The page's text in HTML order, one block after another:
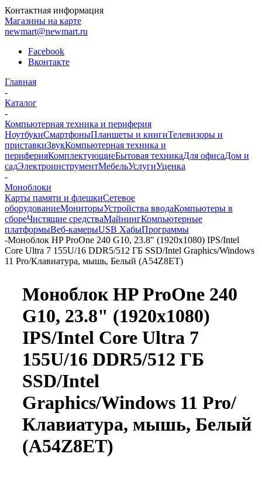
Контактная информация
Магазины на карте
newmart@newmart.ru
Facebook
Вконтакте
Главная
-
Каталог
-
Компьютерная техника и периферия
НоутбукиСмартфоныПланшеты и книгиТелевизоры и
приставкиЗвукКомпьютерная техника и
периферияКомплектующиеБытовая техникаДля офисаДом и
садЭлектроинструментМебельУслугиУценка
-
Моноблоки
Карты памяти и флешкиСетевое
оборудованиеМониторыУстройства вводаКомпьютеры в
сбореЧистящие средстваМайнингКомпьютерные
платформыВеб-камерыUSB ХабыПрограммы
-Моноблок HP ProOne 240 G10, 23.8" (1920x1080) IPS/Intel
Core Ultra 7 155U/16 DDR5/512 ГБ SSD/Intel Graphics/Windows
11 Pro/Клавиатура, мышь, Белый (A54Z8ET)
Моноблок HP ProOne 240
G10, 23.8" (1920x1080)
IPS/Intel Core Ultra 7
155U/16 DDR5/512 ГБ
SSD/Intel
Graphics/Windows 11 Pro/
Клавиатура, мышь, Белый
(A54Z8ET)